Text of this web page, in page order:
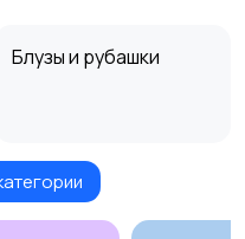
Блузы и рубашки
Верхняя одежда